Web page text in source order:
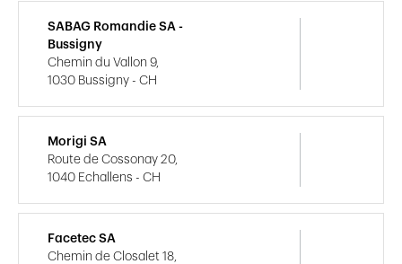
SABAG Romandie SA -
Bussigny
Chemin du Vallon 9,
1030 Bussigny - CH
Morigi SA
Route de Cossonay 20,
1040 Echallens - CH
Facetec SA
Chemin de Closalet 18,